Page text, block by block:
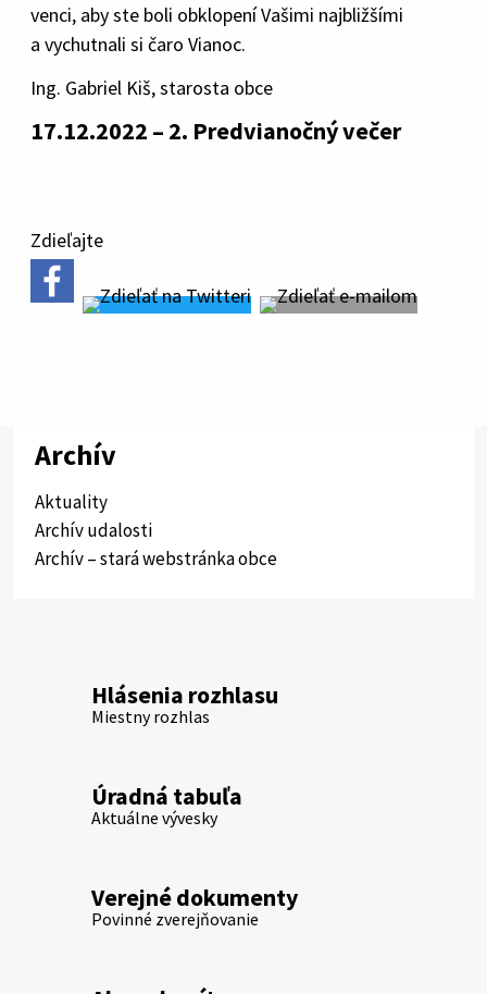
venci, aby ste boli obklopení Vašimi najbližšími
a vychutnali si čaro Vianoc.
Ing. Gabriel Kiš, starosta obce
17.12.2022 – 2. Predvianočný večer
Zdieľajte
Archív
Aktuality
Archív udalosti
Archív – stará webstránka obce
Hlásenia rozhlasu
Miestny rozhlas
Úradná tabuľa
Aktuálne vývesky
Verejné dokumenty
Povinné zverejňovanie